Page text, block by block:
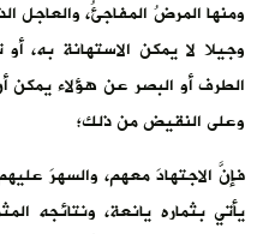
ومنها المرضُ المفاجئُ، والعاجل
وجيلا لا يمكن الاستهانة به،
الطرف أو البصر عن هؤلاء يمكن
وعلى النقيض من ذلك؛
فإنَّ الاجتهادَ معهم، والسهرَ
يأتي بثماره يانعة، ونتائجه